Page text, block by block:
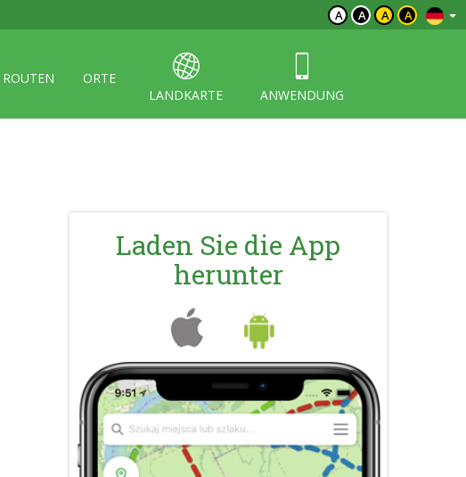
A A A A
ROUTEN
ORTE
LANDKARTE
ANWENDUNG
Laden Sie die App
herunter